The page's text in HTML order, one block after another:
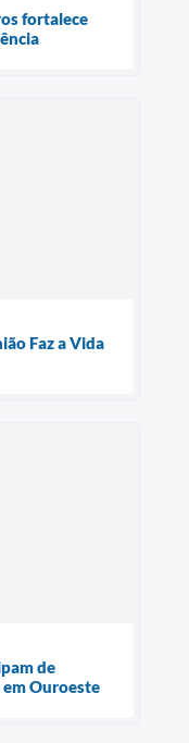
fortalece
Faz a Vida
de
Ouroeste